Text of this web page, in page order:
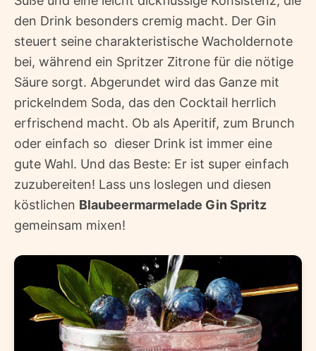
den Drink besonders cremig macht. Der Gin
steuert seine charakteristische Wacholdernote
bei, während ein Spritzer Zitrone für die nötige
Säure sorgt. Abgerundet wird das Ganze mit
prickelndem Soda, das den Cocktail herrlich
erfrischend macht. Ob als Aperitif, zum Brunch
oder einfach so  dieser Drink ist immer eine
gute Wahl. Und das Beste: Er ist super einfach
zuzubereiten! Lass uns loslegen und diesen
köstlichen Blaubeermarmelade Gin Spritz
gemeinsam mixen!